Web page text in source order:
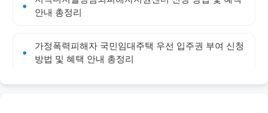
안내 총정리
가정폭력피해자 국민임대주택 우선 입주권 부여 신청
방법 및 혜택 안내 총정리